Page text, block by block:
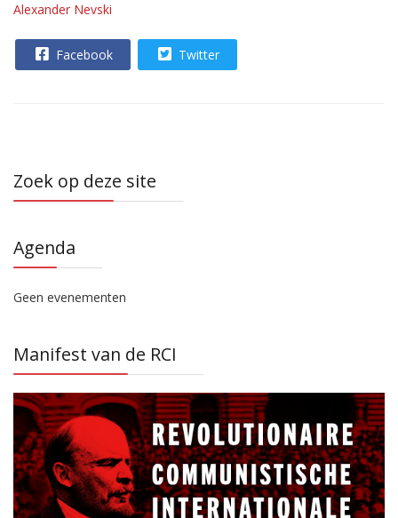
Alexander Nevski
Facebook Twitter
Zoek op deze site
Agenda
Geen evenementen
Manifest van de RCI